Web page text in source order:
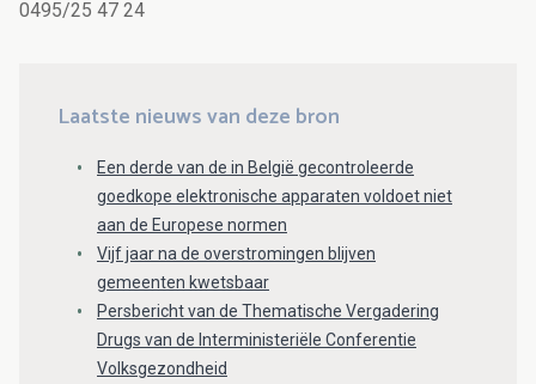
0495/25 47 24
Laatste nieuws van deze bron
Een derde van de in België gecontroleerde
goedkope elektronische apparaten voldoet niet
aan de Europese normen
Vijf jaar na de overstromingen blijven
gemeenten kwetsbaar
Persbericht van de Thematische Vergadering
Drugs van de Interministeriële Conferentie
Volksgezondheid